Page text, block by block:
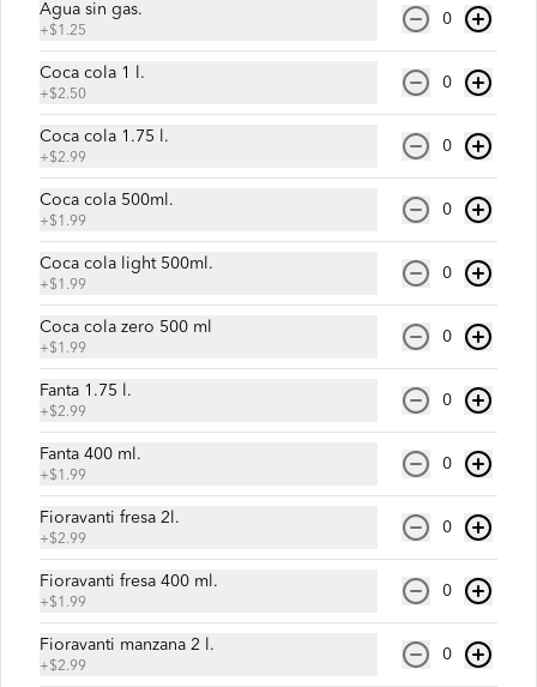
1 kilos de chaulafán especial.
1 kilo de Chaulafán especial + 2
limonadas naturales de 250ml
Agua sin gas.
+$1.25
0
Coca cola 1 l.
+$2.50
0
Coca cola 1.75 l.
+$2.99
0
Coca cola 500ml.
+$1.99
0
Coca cola light 500ml.
+$1.99
0
Coca cola zero 500 ml
+$1.99
0
Fanta 1.75 l.
+$2.99
0
Fanta 400 ml.
+$1.99
0
Fioravanti fresa 2l.
+$2.99
0
Fioravanti fresa 400 ml.
+$1.99
0
Fioravanti manzana 2 l.
+$2.99
0